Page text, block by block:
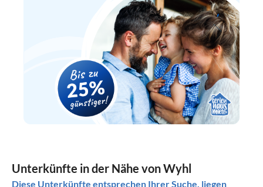
Unterkünfte in der Nähe von Wyhl
Diese Unterkünfte entsprechen Ihrer Suche, liegen